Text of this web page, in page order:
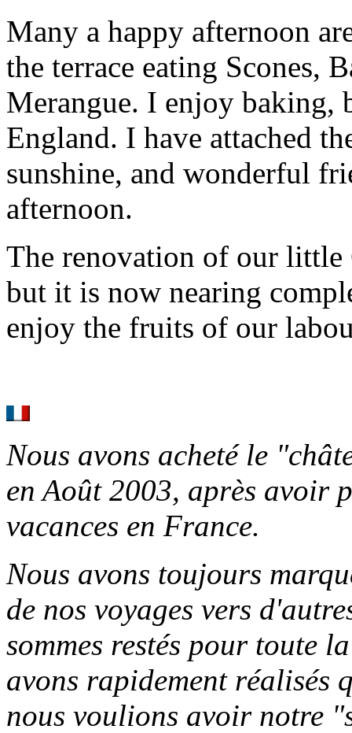
Many a happy afternoon
the terrace eating Scones,
Merangue. I enjoy baking,
England. I have attached
sunshine, and wonderful
afternoon.
The renovation of our little
but it is now nearing
enjoy the fruits of our
Nous avons acheté le
en Août 2003, après avoir
vacances en France.
Nous avons toujours
de nos voyages vers
sommes restés pour toute
avons rapidement réalisés
nous voulions avoir notre